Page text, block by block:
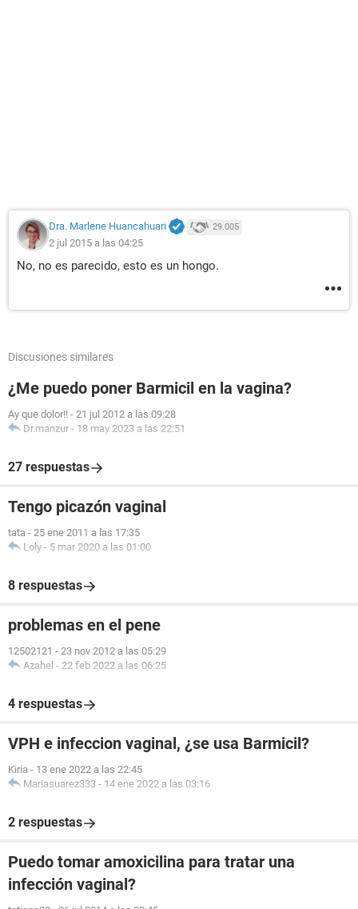
Dra. Marlene Huancahuari 29.005
2 jul 2015 a las 04:25
No, no es parecido, esto es un hongo.
Discusiones similares
¿Me puedo poner Barmicil en la vagina?
Ay que dolor!! - 21 jul 2012 a las 09:28
Dr.manzur - 18 may 2023 a las 22:51
27 respuestas
Tengo picazón vaginal
tata - 25 ene 2011 a las 17:35
Loly - 5 mar 2020 a las 01:00
8 respuestas
problemas en el pene
12502121 - 23 nov 2012 a las 05:29
Azahel - 22 feb 2022 a las 06:25
4 respuestas
VPH e infeccion vaginal, ¿se usa Barmicil?
Kiria - 13 ene 2022 a las 22:45
Mariasuarez333 - 14 ene 2022 a las 03:16
2 respuestas
Puedo tomar amoxicilina para tratar una
infección vaginal?